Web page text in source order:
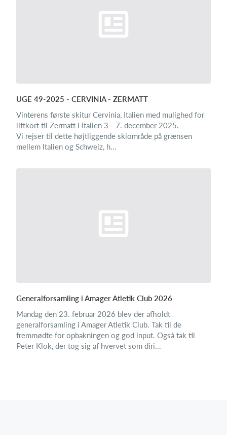
UGE 49-2025 - CERVINIA - ZERMATT
Vinterens første skitur Cervinia, Italien med mulighed for
liftkort til Zermatt i Italien 3 - 7. december 2025.
Vi rejser til dette højtliggende skiområde på grænsen
mellem Italien og Schweiz, h...
Generalforsamling i Amager Atletik Club 2026
Mandag den 23. februar 2026 blev der afholdt
generalforsamling i Amager Atletik Club. Tak til de
fremmødte for opbakningen og god input. Også tak til
Peter Klok, der tog sig af hvervet som diri...